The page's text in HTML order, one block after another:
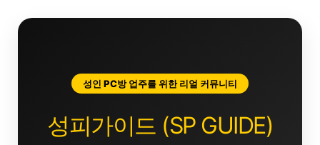
성인 PC방 업주를 위한 리얼 커뮤니티
성피가이드 (SP GUIDE)